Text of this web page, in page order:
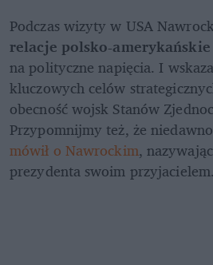
relacje polsko-amerykańskie
na polityczne napięcia. I
kluczowych celów
obecność wojsk Stanów
Przypomnijmy też, że
mówił o Nawrockim,
prezydenta swoim przyjacielem.